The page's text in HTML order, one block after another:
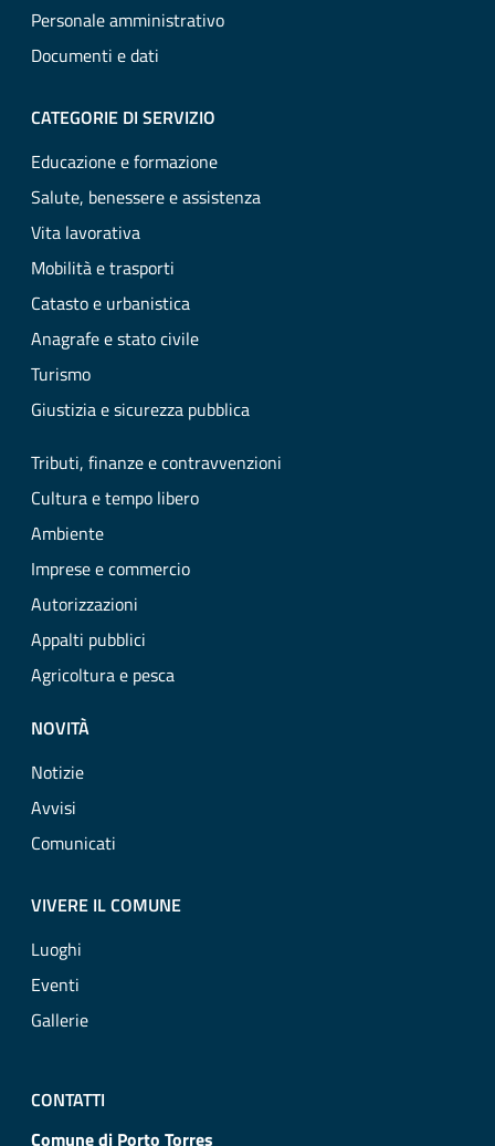
Personale amministrativo
Documenti e dati
CATEGORIE DI SERVIZIO
Educazione e formazione
Salute, benessere e assistenza
Vita lavorativa
Mobilità e trasporti
Catasto e urbanistica
Anagrafe e stato civile
Turismo
Giustizia e sicurezza pubblica
Tributi, finanze e contravvenzioni
Cultura e tempo libero
Ambiente
Imprese e commercio
Autorizzazioni
Appalti pubblici
Agricoltura e pesca
NOVITÀ
Notizie
Avvisi
Comunicati
VIVERE IL COMUNE
Luoghi
Eventi
Gallerie
CONTATTI
Comune di Porto Torres